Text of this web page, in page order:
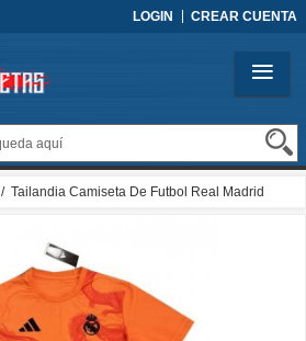
LOGIN CREAR CUENTA
/ Tailandia Camiseta De Futbol Real Madrid